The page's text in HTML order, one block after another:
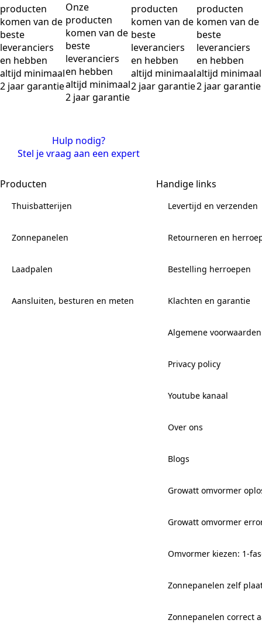
producten
komen van de
beste
leveranciers
en hebben
altijd minimaal
2 jaar garantie
Onze
producten
komen van de
beste
leveranciers
en hebben
altijd minimaal
2 jaar garantie
producten
komen van de
beste
leveranciers
en hebben
altijd minimaal
2 jaar garantie
producten
komen van de
beste
leveranciers
en hebben
altijd minimaal
2 jaar garantie
Hulp nodig?
Stel je vraag aan een expert
Producten
Thuisbatterijen
Zonnepanelen
Laadpalen
Aansluiten, besturen en meten
Handige links
Levertijd en verzenden
Retourneren en
Bestelling herroepen
Klachten en garantie
Algemene voorwaarden
Privacy policy
Youtube kanaal
Over ons
Blogs
Growatt omvormer
Growatt omvormer
Omvormer kiezen: 1-
Zonnepanelen zelf
Zonnepanelen correct